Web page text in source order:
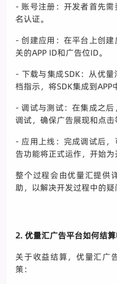
- 账号注册：开发者首先
名认证。
- 创建应用：在平台上创
关的APP ID和广告位ID。
- 下载与集成SDK：从优
档指示，将SDK集成到APP
- 调试与测试：在集成之
调试，确保广告展现和点击
- 应用上线：完成调试后
告功能将正式运作，开始为
整个过程会由优量汇提供
助，以解决开发过程中的疑
2. 优量汇广告平台如何结
关于收益结算，优量汇广
策：